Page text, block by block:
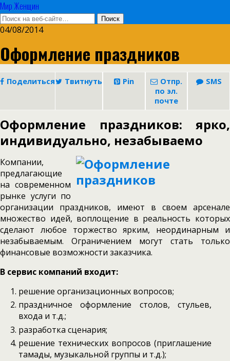
Мир Женщин
04/08/2014
Оформление праздников
Поделиться Твитнуть Pin
Отпр.
по эл.
почте
SMS
Оформление праздников: ярко,
индивидуально, незабываемо
Компании,
предлагающие
на современном
рынке услуги по
организации праздников, имеют в своем арсенале
множество идей, воплощение в реальность которых
сделают любое торжество ярким, неординарным и
незабываемым. Ограничением могут стать только
финансовые возможности заказчика.
В сервис компаний входит:
решение организационных вопросов;
праздничное оформление столов, стульев,
входа и т.д.;
разработка сценария;
решение технических вопросов (приглашение
тамады, музыкальной группы и т.д.);